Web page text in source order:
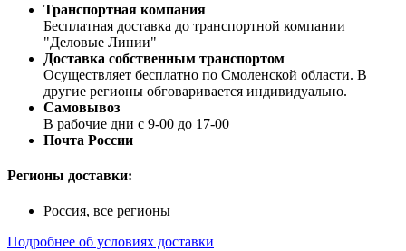
Транспортная компания
Бесплатная доставка до транспортной компании
"Деловые Линии"
Доставка собственным транспортом
Осуществляет бесплатно по Смоленской области. В
другие регионы обговаривается индивидуально.
Самовывоз
В рабочие дни с 9-00 до 17-00
Почта России
Регионы доставки:
Россия, все регионы
Подробнее об условиях доставки